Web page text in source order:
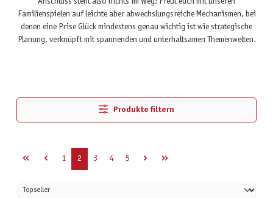
Familienspielen auf leichte aber abwechslungsreiche Mechanismen, bei
denen eine Prise Glück mindestens genau wichtig ist wie strategische
Planung, verknüpft mit spannenden und unterhaltsamen Themenwelten.
Produkte filtern
Seite
1 Seite
2 Seite
3 Seite
4 Seite
5